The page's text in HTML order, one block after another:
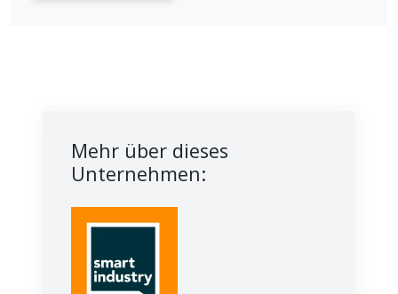
Mehr über dieses
Unternehmen: